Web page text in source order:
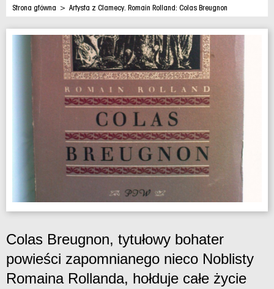
Strona główna > Artysta z Clamecy. Romain Rolland: Colas Breugnon
Colas Breugnon, tytułowy bohater
powieści zapomnianego nieco Noblisty
Romaina Rollanda, hołduje całe życie